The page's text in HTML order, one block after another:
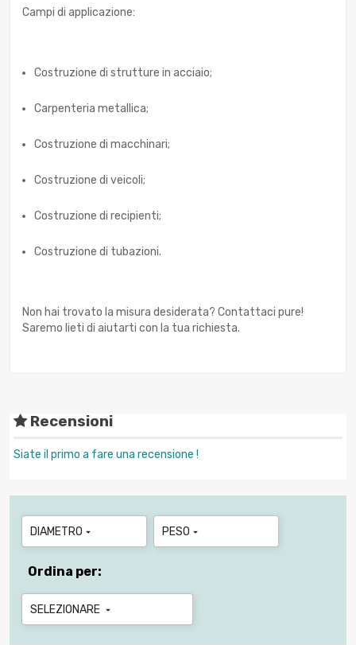
Campi di applicazione:
Costruzione di strutture in acciaio;
Carpenteria metallica;
Costruzione di macchinari;
Costruzione di veicoli;
Costruzione di recipienti;
Costruzione di tubazioni.
Non hai trovato la misura desiderata? Contattaci pure!
Saremo lieti di aiutarti con la tua richiesta.
Recensioni
Siate il primo a fare una recensione !
DIAMETRO  PESO 
Ordina per:
SELEZIONARE 